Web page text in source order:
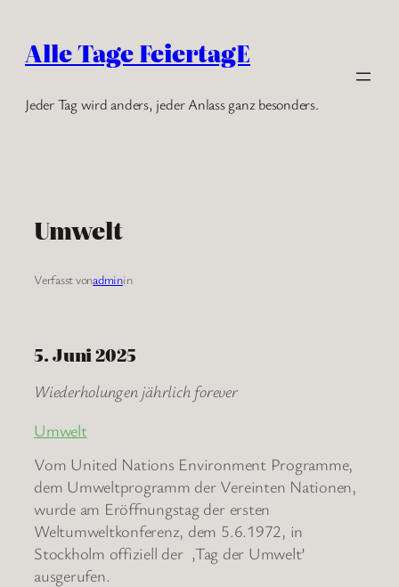
Inhalt
springen
Alle Tage FeiertagE
Jeder Tag wird anders, jeder Anlass ganz besonders.
Umwelt
Verfasst vonadminin
5. Juni 2025
Wiederholungen jährlich forever
Umwelt
Vom United Nations Environment Programme,
dem Umweltprogramm der Vereinten Nationen,
wurde am Eröffnungstag der ersten
Weltumweltkonferenz, dem 5.6.1972, in
Stockholm offiziell der ‚Tag der Umwelt’
ausgerufen.